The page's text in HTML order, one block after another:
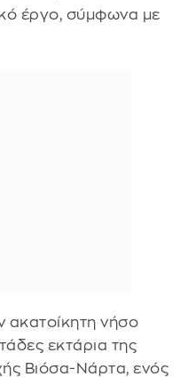
έργο, σύμφωνα με
ακατοίκητη νήσο
εκτάρια της
Βιόσα-Νάρτα, ενός